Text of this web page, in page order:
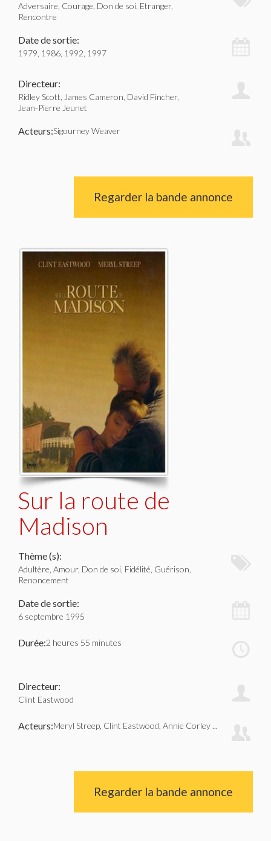
Adversaire, Courage, Don de soi, Etranger,
Rencontre
Date de sortie:
1979, 1986, 1992, 1997
Directeur:
Ridley Scott, James Cameron, David Fincher,
Jean-Pierre Jeunet
Acteurs:Sigourney Weaver
Regarder la bande annonce
Sur la route de
Madison
Thème (s):
Adultère, Amour, Don de soi, Fidélité, Guérison,
Renoncement
Date de sortie:
6 septembre 1995
Durée:2 heures 55 minutes
Directeur:
Clint Eastwood
Acteurs:Meryl Streep, Clint Eastwood, Annie Corley ...
Regarder la bande annonce